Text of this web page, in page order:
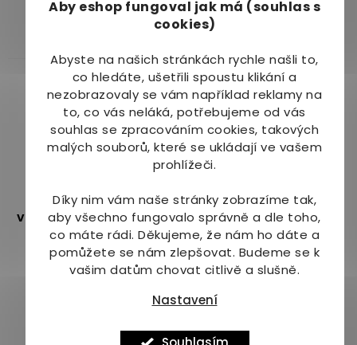
Aby eshop fungoval jak má (souhlas s
cookies)
Abyste na našich stránkách rychle našli to,
co hledáte, ušetřili spoustu klikání a
nezobrazovaly se vám například reklamy na
to, co vás neláká, potřebujeme od vás
souhlas se zpracováním cookies, takových
malých souborů, které se ukládají ve vašem
prohlížeči.
Díky nim vám naše stránky zobrazíme tak,
aby všechno fungovalo správně a dle toho,
co máte rádi. Děkujeme, že nám ho dáte a
pomůžete se nám zlepšovat. Budeme se k
vašim datům chovat citlivě a slušně.
Nastavení
produktu
je
z
5
hvězdiček.
–10 %
Floradix železo +
vitamíny B2, B6, B12 a C
84 tbl.
Průměrné
hodnocení
Skladem (1 ks)
359 Kč